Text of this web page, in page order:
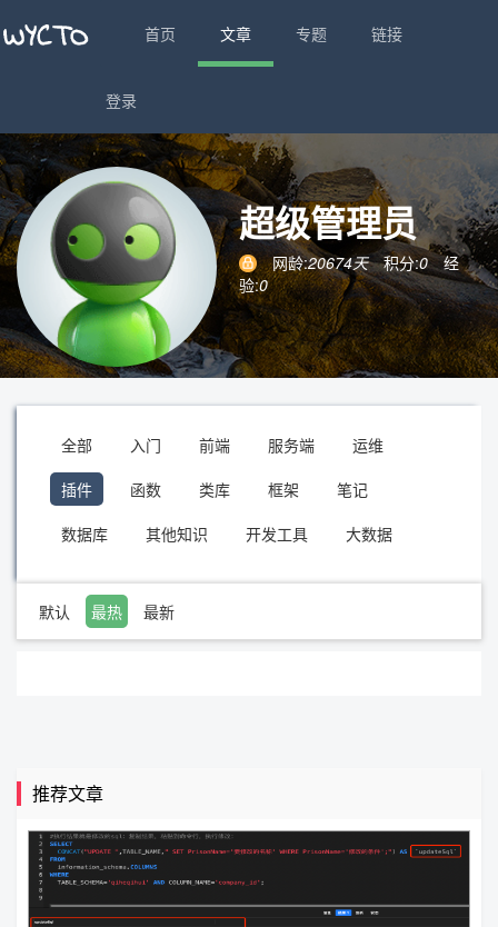
首页 文章 专题 链接
登录
超级管理员
网龄:20674天 积分:0
经
验:0
全部 入门 前端 服务端
运维
插件
函数 类库 框架
笔记
数据库
其他知识 开发工具 大数据
默认 最热 最新
推荐文章